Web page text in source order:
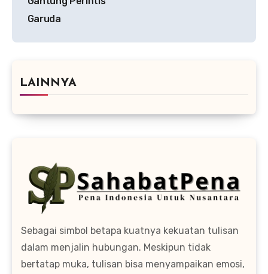
Garuda
LAINNYA
Sebagai simbol betapa kuatnya kekuatan tulisan
dalam menjalin hubungan. Meskipun tidak
bertatap muka, tulisan bisa menyampaikan emosi,